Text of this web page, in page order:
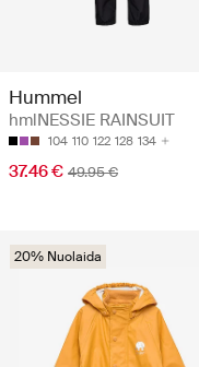
Hummel
hmlNESSIE RAINSUIT
104 110 122 128 134
37.46 € 49.95 €
20% Nuolaida